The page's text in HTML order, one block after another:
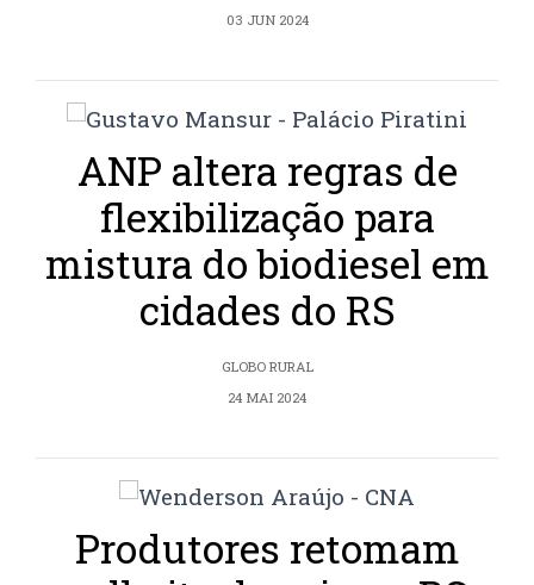
03 JUN 2024
ANP altera regras de
flexibilização para
mistura do biodiesel em
cidades do RS
GLOBO RURAL
24 MAI 2024
Produtores retomam